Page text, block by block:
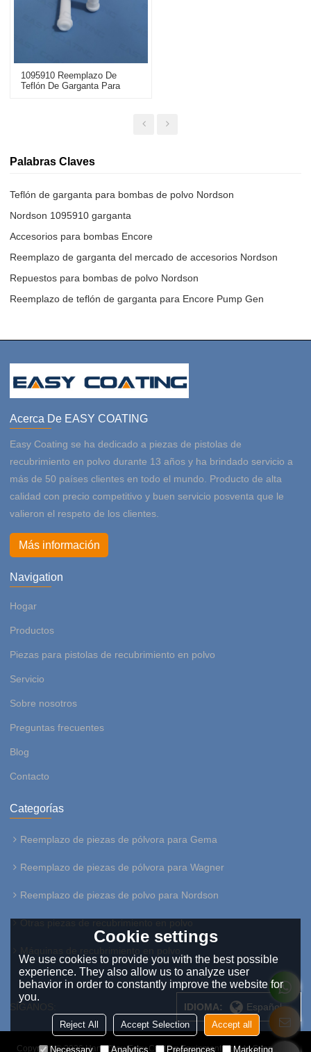
1095910 Reemplazo De
Teflón De Garganta Para
Palabras Claves
Teflón de garganta para bombas de polvo Nordson
Nordson 1095910 garganta
Accesorios para bombas Encore
Reemplazo de garganta del mercado de accesorios Nordson
Repuestos para bombas de polvo Nordson
Reemplazo de teflón de garganta para Encore Pump Gen
Acerca De EASY COATING
Easy Coating se ha dedicado a piezas de pistolas de
recubrimiento en polvo durante 13 años y ha brindado servicio a
más de 50 países clientes en todo el mundo. Producto de alta
calidad con precio competitivo y buen servicio posventa que le
valieron el respeto de los clientes.
Más información
Navigation
Hogar
Productos
Piezas para pistolas de recubrimiento en polvo
Servicio
Sobre nosotros
Preguntas frecuentes
Blog
Contacto
Categorías
Reemplazo de piezas de pólvora para Gema
Reemplazo de piezas de pólvora para Wagner
Reemplazo de piezas de polvo para Nordson
Otras piezas de recubrimiento en polvo
SÍGANOS: IDIOMA: Español
Copyright © 2026HangZhou Easy Coating Equipment Co.,LtdSupport By
Cookie settings
We use cookies to provide you with the best possible
experience. They also allow us to analyze user
behavior in order to constantly improve the website for
you.
Reject All Accept Selection Accept all
Necessary Analytics Preferences Marketing